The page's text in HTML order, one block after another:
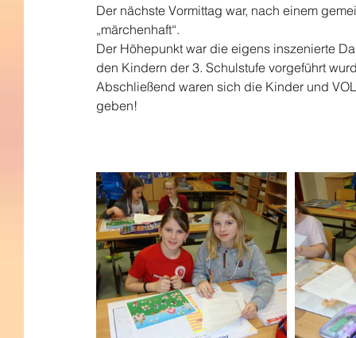
Der nächste Vormittag war, nach einem
„märchenhaft“.
Der Höhepunkt war die eigens inszenierte
den Kindern der 3. Schulstufe vorgeführt
Abschließend waren sich die Kinder und
geben!